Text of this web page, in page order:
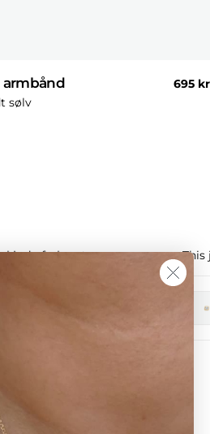
armbånd
695 kr
sølv
kind of glow ✨ This